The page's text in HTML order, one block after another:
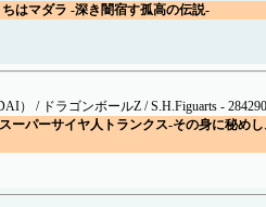
はマダラ -深き闇宿す孤高の伝説-
） / ドラゴンボールZ / S.H.Figuarts -
ーパーサイヤ人トランクス-その身に秘め